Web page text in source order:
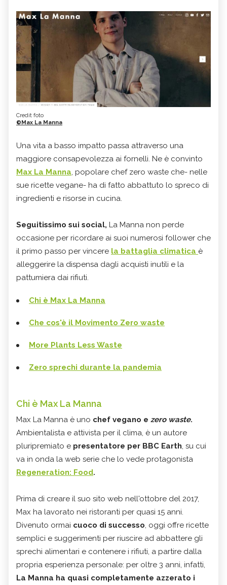
Credit foto
©Max La Manna
Una vita a basso impatto passa attraverso una
maggiore consapevolezza ai fornelli. Ne è convinto
Max La Manna, popolare chef zero waste che- nelle
sue ricette vegane- ha di fatto abbattuto lo spreco di
ingredienti e risorse in cucina.
Seguitissimo sui social, La Manna non perde
occasione per ricordare ai suoi numerosi follower che
il primo passo per vincere la battaglia climatica è
alleggerire la dispensa dagli acquisti inutili e la
pattumiera dai rifiuti.
Chi è Max La Manna
Che cos'è il Movimento Zero waste
More Plants Less Waste
Zero sprechi durante la pandemia
Chi è Max La Manna
Max La Manna è uno chef vegano e zero waste.
Ambientalista e attivista per il clima, è un autore
pluripremiato e presentatore per BBC Earth, su cui
va in onda la web serie che lo vede protagonista
Regeneration: Food.
Prima di creare il suo sito web nell'ottobre del 2017,
Max ha lavorato nei ristoranti per quasi 15 anni.
Divenuto ormai cuoco di successo, oggi offre ricette
semplici e suggerimenti per riuscire ad abbattere gli
sprechi alimentari e contenere i rifiuti, a partire dalla
propria esperienza personale: per oltre 3 anni, infatti,
La Manna ha quasi completamente azzerato i